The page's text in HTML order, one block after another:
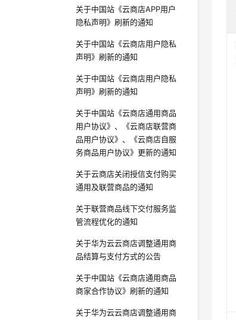
关于中国站《云商店APP用户
隐私声明》刷新的通知
关于中国站《云商店用户隐私
声明》刷新的通知
关于中国站《云商店用户隐私
声明》刷新的通知
关于中国站《云商店通用商品
用户协议》、《云商店联营商
品用户协议》、《云商店自服
务商品用户协议》更新的通知
关于云商店关闭授信支付购买
通用及联营商品的通知
关于联营商品线下交付服务监
管流程优化的通知
关于华为云云商店调整通用商
品结算与支付方式的公告
关于中国站《云商店通用商品
商家合作协议》刷新的通知
关于华为云云商店调整通用商